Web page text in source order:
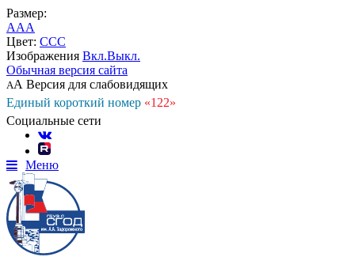
Размер:
AAA
Цвет: CCC
Изображения Вкл.Выкл.
Обычная версия сайта
АА Версия для слабовидящих
Единый короткий номер «122»
Социальные сети
Меню